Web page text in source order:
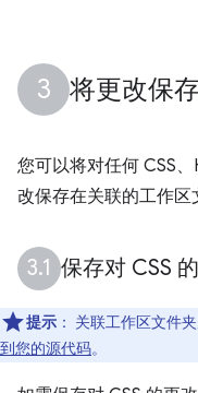
将更改保
您可以将对任何 CSS
改保存在关联的工作区
保存对 CSS
提示 ： 关联工作区文件夹
到您的源代码。